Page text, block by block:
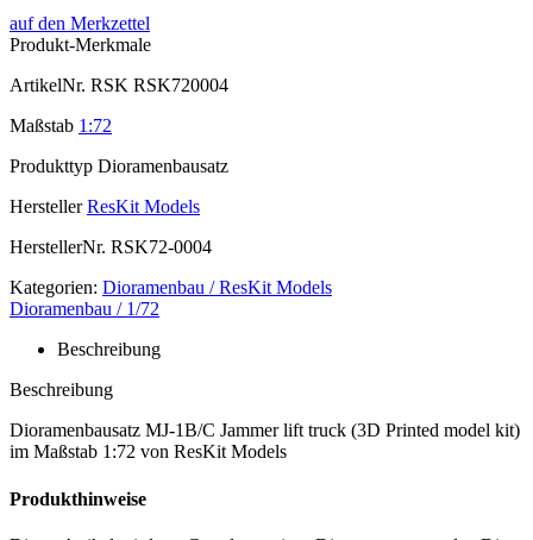
auf den Merkzettel
Produkt-Merkmale
ArtikelNr. RSK RSK720004
Maßstab 1:72
Produkttyp Dioramenbausatz
Hersteller ResKit Models
HerstellerNr. RSK72-0004
Kategorien: Dioramenbau / ResKit Models
Dioramenbau / 1/72
Beschreibung
Beschreibung
Dioramenbausatz MJ-1B/C Jammer lift truck (3D Printed model kit)
im Maßstab 1:72 von ResKit Models
Produkthinweise